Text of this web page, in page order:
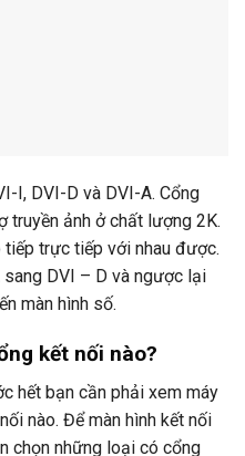
I, DVI-D và DVI-A. Cổng
truyền ảnh ở chất lượng 2K.
tiếp trực tiếp với nhau được.
DVI – D và ngược lại
màn hình số.
kết nối nào?
hết bạn cần phải xem máy
nào. Để màn hình kết nối
chọn những loại có cổng